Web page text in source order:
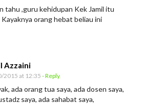
tahu ,guru kehidupan Kek Jamil itu
Kayaknya orang hebat beliau ini
Azzaini
2015 at 12:35 - Reply
ada orang tua saya, ada dosen saya,
saya, ada sahabat saya,